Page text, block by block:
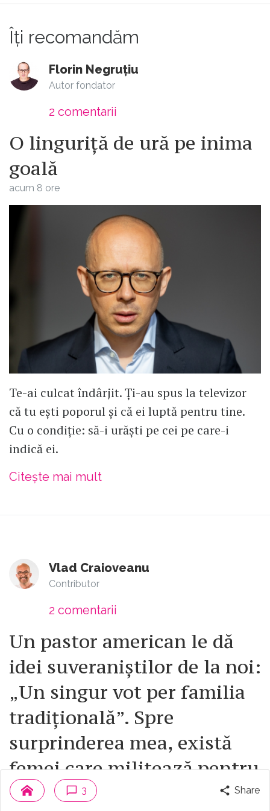
Îți recomandăm
Florin Negruțiu
Autor fondator
2 comentarii
O linguriță de ură pe inima
goală
acum 8 ore
Te-ai culcat îndârjit. Ți-au spus la televizor
că tu ești poporul și că ei luptă pentru tine.
Cu o condiție: să-i urăști pe cei pe care-i
indică ei.
Citește mai mult
Vlad Craioveanu
Contributor
2 comentarii
Un pastor american le dă
idei suveraniștilor de la noi:
„Un singur vot per familia
tradițională”. Spre
surprinderea mea, există
femei care militează pentru
propria retrogradare civică
3 Share